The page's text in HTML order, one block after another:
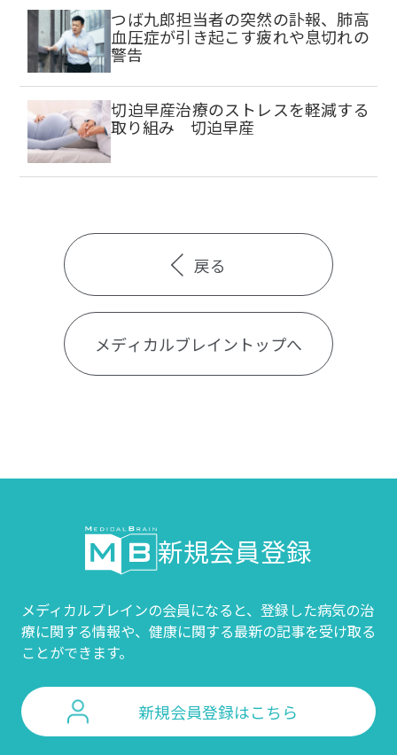
つば九郎担当者の突然の訃報、肺高
血圧症が引き起こす疲れや息切れの
警告
切迫早産治療のストレスを軽減する
取り組み 切迫早産
戻る
メディカルブレイントップへ
新規会員登録
メディカルブレインの会員になると、登録した病気の治
療に関する情報や、 健康に関する最新の記事を受け取る
ことができます。
新規会員登録はこちら